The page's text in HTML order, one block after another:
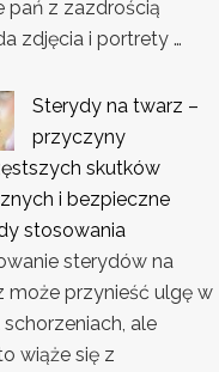
pań z zazdrością
zdjęcia i portrety …
Sterydy na twarz –
przyczyny
skutków
i bezpieczne
stosowania
sterydów na
może przynieść ulgę w
ale
wiąże się z